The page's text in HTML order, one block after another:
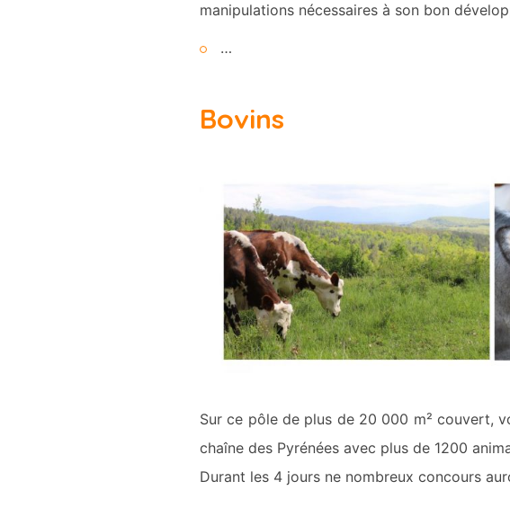
manipulations nécessaires à son bon
…
Bovins
Sur ce pôle de plus de 20 000 m² couvert,
chaîne des Pyrénées avec plus de 1200
Durant les 4 jours ne nombreux concours